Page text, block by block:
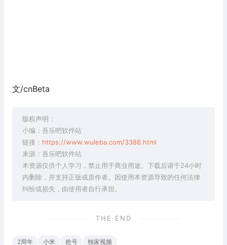
文/cnBeta
版权声明：
小编：吾乐吧软件站
链接： https://www.wuleba.com/3388.html
来源：吾乐吧软件站
本资源仅供个人学习，禁止用于商业用途。下载后请于24小时
内删除，并支持正版或原作者。因使用本资源导致的任何法律
纠纷或损失，由使用者自行承担。
THE END
2周年 小米 抢号 独家视频